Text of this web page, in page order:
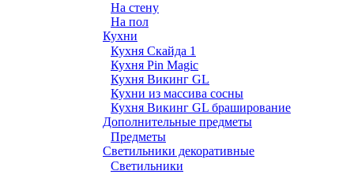
На стенy
На пол
Кухни
Кухня Скайда 1
Кухня Pin Magic
Кухня Викинг GL
Кухни из массива сосны
Кухня Викинг GL браширование
Дополнительные предметы
Предметы
Светильники декоративные
Светильники